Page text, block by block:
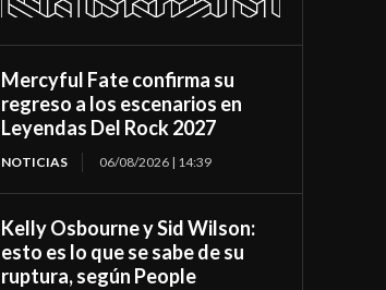
Mercyful Fate confirma su
regreso a los escenarios en
Leyendas Del Rock 2027
NOTICIAS 06/08/2026 | 14:39
Kelly Osbourne y Sid Wilson:
esto es lo que se sabe de su
ruptura, según People